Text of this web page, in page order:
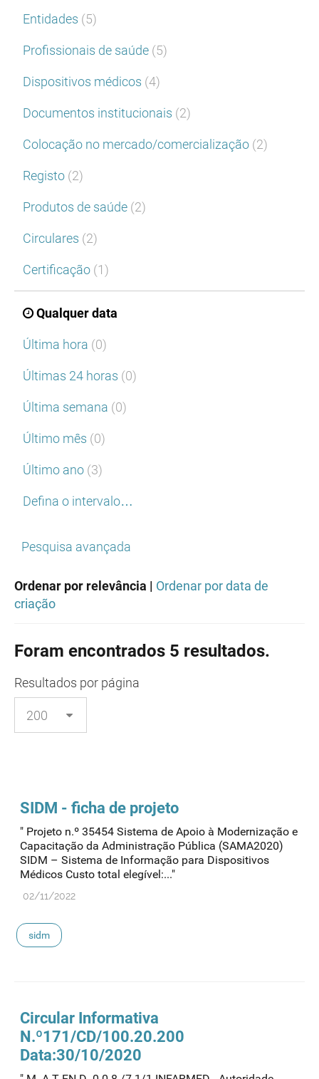
Entidades (5)
Profissionais de saúde (5)
Dispositivos médicos (4)
Documentos institucionais (2)
Colocação no mercado/comercialização (2)
Registo (2)
Produtos de saúde (2)
Circulares (2)
Certificação (1)
Qualquer data
Última hora (0)
Últimas 24 horas (0)
Última semana (0)
Último mês (0)
Último ano (3)
Defina o intervalo…
Pesquisa avançada
Ordenar por relevância | Ordenar por data de
criação
Foram encontrados 5 resultados.
Resultados por página
SIDM - ficha de projeto
" Projeto n.º 35454 Sistema de Apoio à Modernização e
Capacitação da Administração Pública (SAMA2020)
SIDM – Sistema de Informação para Dispositivos
Médicos Custo total elegível:..."
02/11/2022
sidm
Circular Informativa
N.º171/CD/100.20.200
Data:30/10/2020